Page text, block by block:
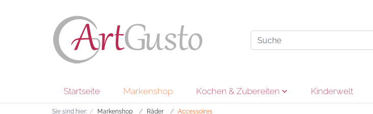
Startseite Markenshop Kochen & Zubereiten Kinderwelt
Sie sind hier: Markenshop Räder Accessoires